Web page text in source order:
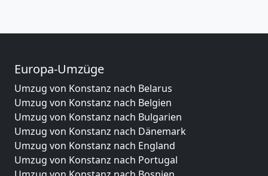
Europa-Umzüge
Umzug von Konstanz nach Belarus
Umzug von Konstanz nach Belgien
Umzug von Konstanz nach Bulgarien
Umzug von Konstanz nach Dänemark
Umzug von Konstanz nach England
Umzug von Konstanz nach Portugal